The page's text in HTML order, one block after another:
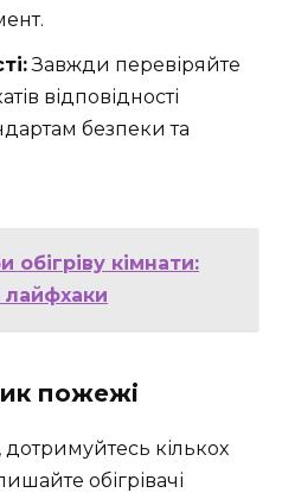
Завжди перевіряйте
відповідності
безпеки та
обігріву кімнати:
лайфхаки
пожежі
кількох
обігрівачі